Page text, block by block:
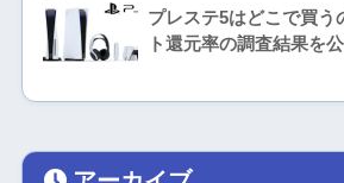
プレステ5はどこで買う
ト還元率の調査結果を